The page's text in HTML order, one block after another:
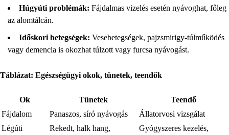
Húgyúti problémák: Fájdalmas vizelés esetén nyávoghat, főleg
az alomtálcán.
Időskori betegségek: Vesebetegségek, pajzsmirigy-túlműködés
vagy demencia is okozhat túlzott vagy furcsa nyávogást.
Táblázat: Egészségügyi okok, tünetek, teendők
Ok Tünetek
Teendő
Fájdalom
Panaszos, síró nyávogás
Állatorvosi vizsgálat
Légúti
Rekedt, halk hang,
Gyógyszeres kezelés,